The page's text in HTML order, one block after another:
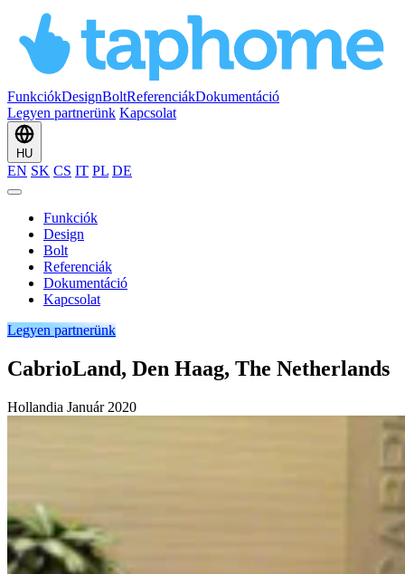
FunkciókDesignBoltReferenciákDokumentáció
Legyen partnerünk Kapcsolat
HU
EN SK CS IT PL DE
Funkciók
Design
Bolt
Referenciák
Dokumentáció
Kapcsolat
Legyen partnerünk
CabrioLand, Den Haag, The Netherlands
Hollandia Január 2020